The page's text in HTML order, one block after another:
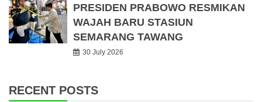
PRESIDEN PRABOWO RESMIKAN
WAJAH BARU STASIUN
SEMARANG TAWANG
30 July 2026
RECENT POSTS